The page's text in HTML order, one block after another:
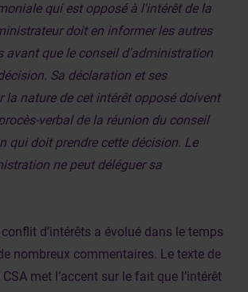
qui est opposé à l'intérêt de la
doit en informer les autres
avant que le conseil d'administration
Sa déclaration et ses
la nature de cet intérêt opposé doivent
verbal de la réunion du conseil
qui doit prendre cette décision. Le
ne peut déléguer sa
d’intérêts a évolué dans le temps
nombreux commentaires. Le texte de
met l’accent sur le fait que l’intérêt